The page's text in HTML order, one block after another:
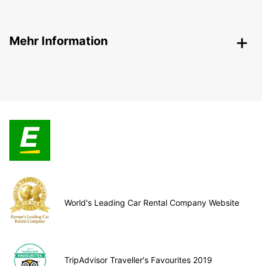
Mehr Information
World's Leading Car Rental Company Website
TripAdvisor Traveller's Favourites 2019